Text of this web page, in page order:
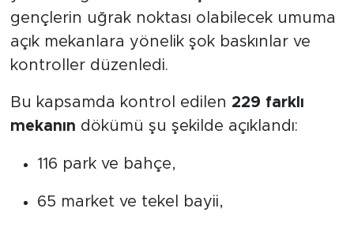
gençlerin uğrak noktası olabilecek umuma
açık mekanlara yönelik şok baskınlar ve
kontroller düzenledi.
Bu kapsamda kontrol edilen 229 farklı
mekanın
dökümü şu şekilde açıklandı:
116 park ve bahçe,
65 market ve tekel bayii,